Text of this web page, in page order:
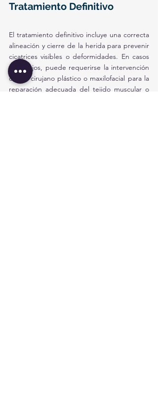
Tratamiento Definitivo
El tratamiento definitivo incluye una correcta
alineación y cierre de la herida para prevenir
cicatrices visibles o deformidades. En casos
complejos, puede requerirse la intervención
de un cirujano plástico o maxilofacial para la
reparación adecuada del tejido muscular o